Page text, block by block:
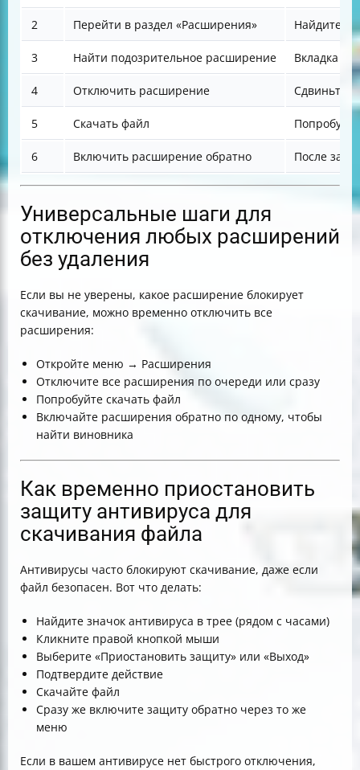
2 Перейти в раздел «Расширения» Найдите
3 Найти подозрительное расширение Вкладка
4 Отключить расширение Сдвиньте
5 Скачать файл
6 Включить расширение обратно После
Универсальные шаги для
отключения любых расширений
без удаления
Если вы не уверены, какое расширение блокирует
скачивание, можно временно отключить все
расширения:
Откройте меню → Расширения
Отключите все расширения по очереди или сразу
Попробуйте скачать файл
Включайте расширения обратно по одному, чтобы
найти виновника
Как временно приостановить
защиту антивируса для
скачивания файла
Антивирусы часто блокируют скачивание, даже если
файл безопасен. Вот что делать:
Найдите значок антивируса в трее (рядом с часами)
Кликните правой кнопкой мыши
Выберите «Приостановить защиту» или «Выход»
Подтвердите действие
Скачайте файл
Сразу же включите защиту обратно через то же
меню
Если в вашем антивирусе нет быстрого отключения,